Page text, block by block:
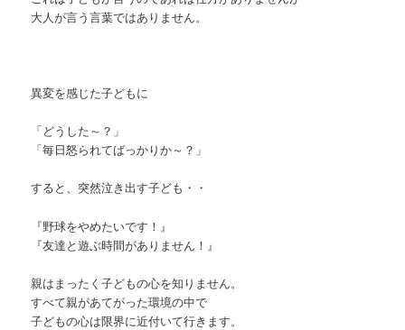
大人が言う言葉ではありません。
異変を感じた子どもに
「どうした～？」
「毎日怒られてばっかりか～？」
すると、突然泣き出す子ども・・
『野球をやめたいです！』
『友達と遊ぶ時間がありません！』
親はまったく子どもの心を知りません。
すべて親があてがった環境の中で
子どもの心は限界に近付いて行きます。